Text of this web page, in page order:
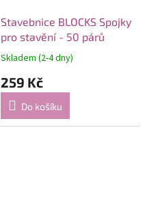
Stavebnice BLOCKS Spojky
pro stavění - 50 párů
Skladem (2-4 dny)
259 Kč
Do košíku